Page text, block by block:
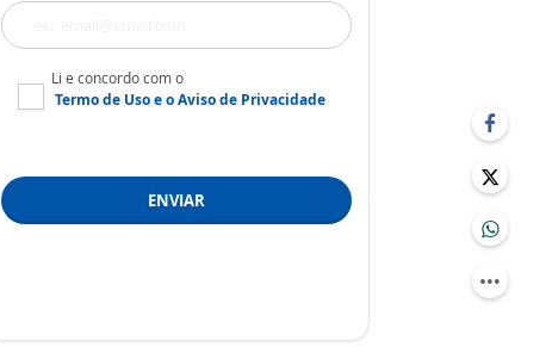
Li e concordo com o
Termo de Usoe oAviso de Privacidade
ENVIAR